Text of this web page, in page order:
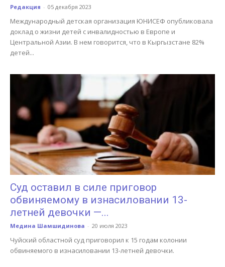
Редакция - 05 декабря 2023
Международный детская организация ЮНИСЕФ опубликовала
доклад о жизни детей с инвалидностью в Европе и
Центральной Азии. В нем говорится, что в Кыргызстане 82%
детей...
Суд оставил в силе приговор
обвиняемому в изнасиловании 13-
летней девочки —...
Медина Шамшидинова - 20 июля 2023
Чуйский областной суд приговорил к 15 годам колонии
обвиняемого в изнасиловании 13-летней девочки.